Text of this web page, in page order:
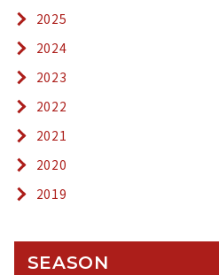
2025
2024
2023
2022
2021
2020
2019
SEASON